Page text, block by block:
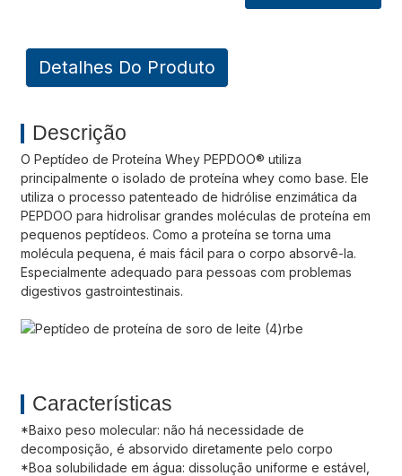
Detalhes Do Produto
Descrição
O Peptídeo de Proteína Whey PEPDOO® utiliza
principalmente o isolado de proteína whey como base. Ele
utiliza o processo patenteado de hidrólise enzimática da
PEPDOO para hidrolisar grandes moléculas de proteína em
pequenos peptídeos. Como a proteína se torna uma
molécula pequena, é mais fácil para o corpo absorvê-la.
Especialmente adequado para pessoas com problemas
digestivos gastrointestinais.
Características
*Baixo peso molecular: não há necessidade de
decomposição, é absorvido diretamente pelo corpo
*Boa solubilidade em água: dissolução uniforme e estável,